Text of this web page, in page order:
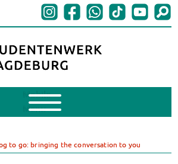
Mobile
Menu
to go: bringing the conversation to you